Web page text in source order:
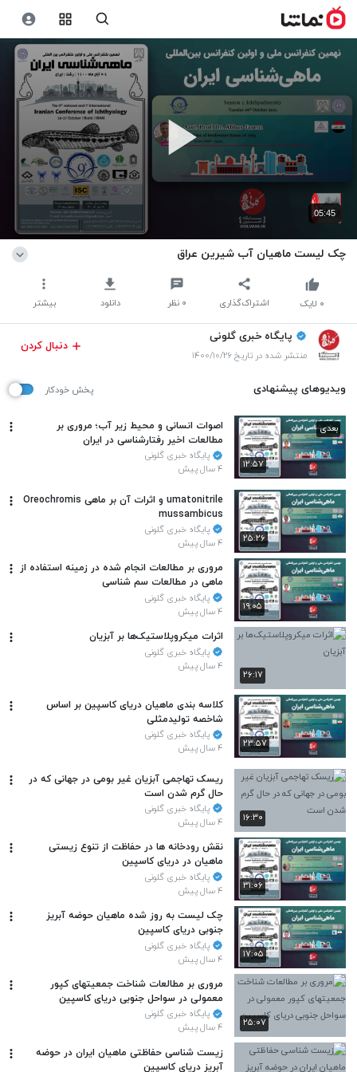
05:45
چک لیست ماهیان آب شیرین عراق
اشتراک‌گذاری ۰ نظر دانلود بیشتر ۰ لایک
پایگاه خبری گلونی
منتشر شده در تاریخ ۱۴۰۰/۱۰/۲۶
دنبال کردن
ویدیوهای پیشنهادی پخش خودکار
۱۲:۵۷
بعدی
اصوات انسانی و محیط زیر آب؛ مروری بر
مطالعات اخیر رفتارشناسی در ایران
پایگاه خبری گلونی
۴ سال پیش
۲۵:۲۶
umatonitrile و اثرات آن بر ماهی Oreochromis
mussambicus
پایگاه خبری گلونی
۴ سال پیش
۱۹:۰۵
مروری بر مطالعات انجام شده در زمینه استفاده از
ماهی در مطالعات سم شناسی
پایگاه خبری گلونی
۴ سال پیش
۲۶:۱۷
اثرات میکروپلاستیک‌ها بر آبزیان
پایگاه خبری گلونی
۴ سال پیش
۲۳:۵۷
کلاسه بندی ماهیان دریای کاسپین بر اساس
شاخصه‌ تولیدمثلی
پایگاه خبری گلونی
۴ سال پیش
۱۶:۳۰
ریسک تهاجمی آبزیان غیر بومی در جهانی که در
حال گرم شدن است
پایگاه خبری گلونی
۴ سال پیش
۳۱:۰۶
نقش رودخانه ها در حفاظت از تنوع زیستی
ماهیان در دریای کاسپین
پایگاه خبری گلونی
۴ سال پیش
۱۷:۰۵
چک لیست به روز شده ماهیان حوضه آبریز
جنوبی دریای کاسپین
پایگاه خبری گلونی
۴ سال پیش
۲۵:۰۷
مروری بر مطالعات شناخت جمعیتهای کپور
معمولی در سواحل جنوبی دریای کاسپین
پایگاه خبری گلونی
۴ سال پیش
زیست شناسی حفاظتی ماهیان ایران در حوضه
آبریز دریای کاسپین